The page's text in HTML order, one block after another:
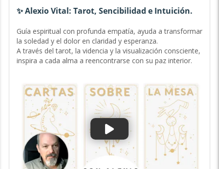
✨ Alexio Vital: Tarot, Sencibilidad e Intuición.
Guía espiritual con profunda empatía, ayuda a transformar
la soledad y el dolor en claridad y esperanza.
A través del tarot, la videncia y la visualización consciente,
inspira a cada alma a reencontrarse con su paz interior.